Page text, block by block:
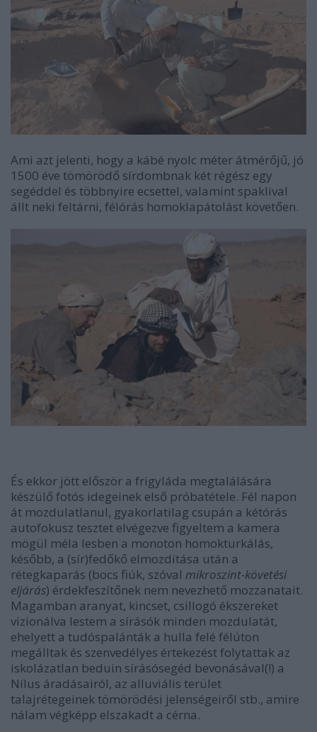
Ami azt jelenti, hogy a kábé nyolc méter átmérőjű, jó
1500 éve tömörödő sírdombnak két régész egy
segéddel és többnyire ecsettel, valamint spaklival
állt neki feltárni, félórás homoklapátolást követően.
És ekkor jött először a frigyláda megtalálására
készülő fotós idegeinek első próbatétele. Fél napon
át mozdulatlanul, gyakorlatilag csupán a kétórás
autofokusz tesztet elvégezve figyeltem a kamera
mögül méla lesben a monoton homokturkálás,
később, a (sír)fedőkő elmozdítása után a
rétegkaparás (bocs fiúk, szóval mikroszint-követési
eljárás) érdekfeszítőnek nem nevezhető mozzanatait.
Magamban aranyat, kincset, csillogó ékszereket
vizionálva lestem a sírásók minden mozdulatát,
ehelyett a tudóspalánták a hulla felé félúton
megálltak és szenvedélyes értekezést folytattak az
iskolázatlan beduin sírásósegéd bevonásával(!) a
Nílus áradásairól, az alluviális terület
talajrétegeinek tömörödési jelenségeiről stb., amire
nálam végképp elszakadt a cérna.